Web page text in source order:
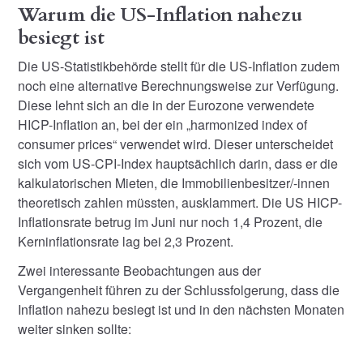
Warum die US-Inflation nahezu
besiegt ist
Die US-Statistikbehörde stellt für die US-Inflation zudem
noch eine alternative Berechnungsweise zur Verfügung.
Diese lehnt sich an die in der Eurozone verwendete
HICP-Inflation an, bei der ein „harmonized index of
consumer prices“ verwendet wird. Dieser unterscheidet
sich vom US-CPI-Index hauptsächlich darin, dass er die
kalkulatorischen Mieten, die Immobilienbesitzer/-innen
theoretisch zahlen müssten, ausklammert. Die US HICP-
Inflationsrate betrug im Juni nur noch 1,4 Prozent, die
Kerninflationsrate lag bei 2,3 Prozent.
Zwei interessante Beobachtungen aus der
Vergangenheit führen zu der Schlussfolgerung, dass die
Inflation nahezu besiegt ist und in den nächsten Monaten
weiter sinken sollte: